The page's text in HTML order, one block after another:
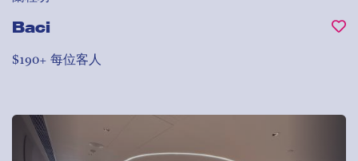
Baci
$190+ 每位客人